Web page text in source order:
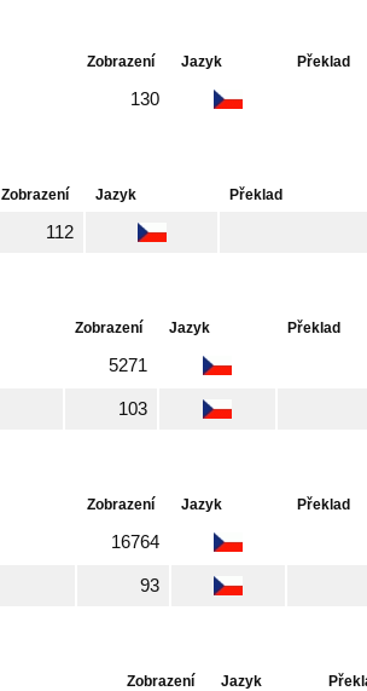
Zobrazení Jazyk Překlad
130
Zobrazení Jazyk Překlad
112
Zobrazení Jazyk Překlad
5271
103
Zobrazení Jazyk Překlad
16764
93
Zobrazení Jazyk